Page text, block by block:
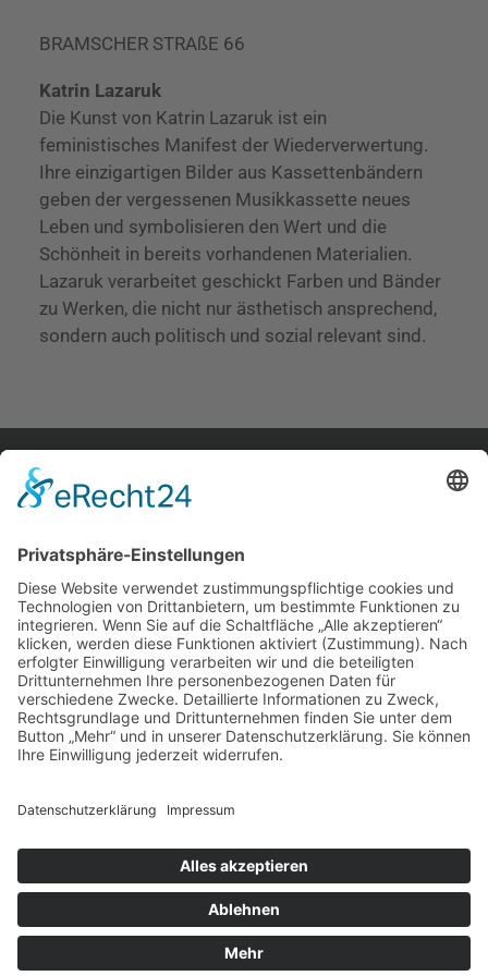
BRAMSCHER STRAßE 66
Katrin Lazaruk
Die Kunst von Katrin Lazaruk ist ein
feministisches Manifest der Wiederverwertung.
Ihre einzigartigen Bilder aus Kassettenbändern
geben der vergessenen Musikkassette neues
Leben und symbolisieren den Wert und die
Schönheit in bereits vorhandenen Materialien.
Lazaruk verarbeitet geschickt Farben und Bänder
zu Werken, die nicht nur ästhetisch ansprechend,
sondern auch politisch und sozial relevant sind.
home.
aktuelles.
leute.
privatsphäreeinstellungen.